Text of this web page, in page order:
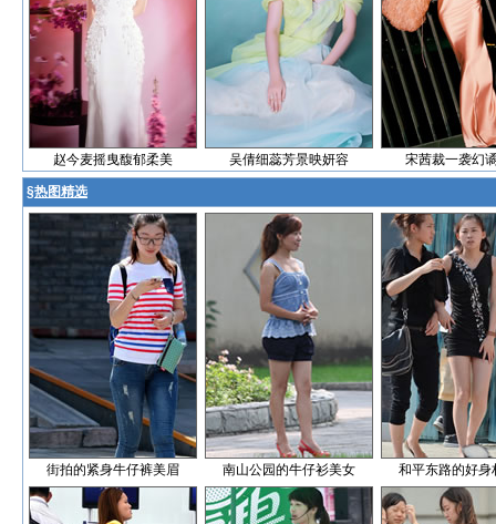
赵今麦摇曳馥郁柔美 吴倩细蕊芳景映妍容 宋茜裁一袭幻
§热图精选
街拍的紧身牛仔裤美眉 南山公园的牛仔衫美女 和平东路的好身